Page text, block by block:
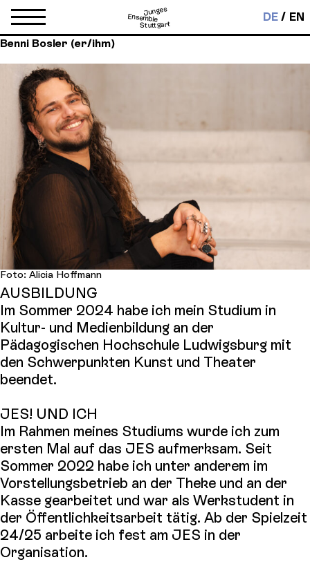
Junges
Ensemble
Stuttgart
DE EN
Benni Bosler (er/ihm)
Foto: Alicia Hoffmann
AUSBILDUNG
Im Sommer 2024 habe ich mein Studium in
Kultur- und Medienbildung an der
Pädagogischen Hochschule Ludwigsburg mit
den Schwerpunkten Kunst und Theater
beendet.
JES! UND ICH
Im Rahmen meines Studiums wurde ich zum
ersten Mal auf das JES aufmerksam. Seit
Sommer 2022 habe ich unter anderem im
Vorstellungsbetrieb an der Theke und an der
Kasse gearbeitet und war als Werkstudent in
der Öffentlichkeitsarbeit tätig. Ab der Spielzeit
24/25 arbeite ich fest am JES in der
Organisation.